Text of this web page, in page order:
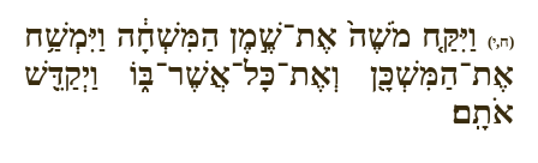
(ח,י)
וַיִּקַּ֤ח מֹשֶׁה֙ אֶת־שֶׁ֣מֶן הַמִּשְׁחָ֔ה וַיִּמְשַׁ֥ח
אֶת־הַמִּשְׁכָּ֖ן וְאֶת־כָּל־אֲשֶׁר־בּ֑וֹ וַיְקַדֵּ֖שׁ
אֹתָֽם׃